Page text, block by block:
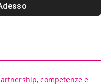
competenze e